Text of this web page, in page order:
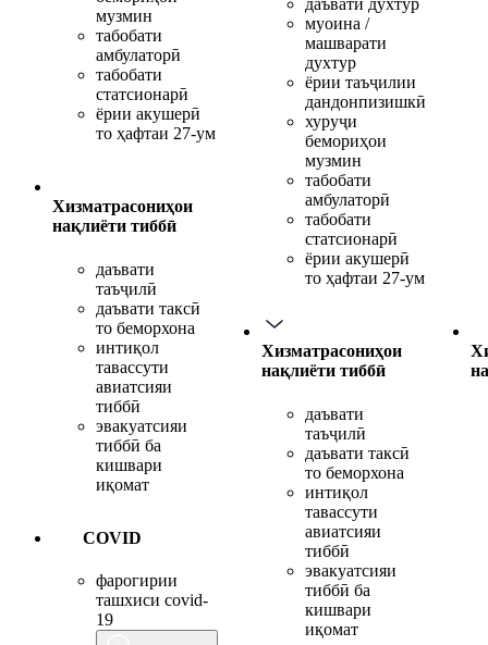
музмин
табобати
амбулаторӣ
табобати
статсионарӣ
ёрии акушерӣ
то ҳафтаи 27-ум
Хизматрасониҳои
нақлиёти тиббӣ
даъвати
таъҷилӣ
даъвати таксӣ
то беморхона
интиқол
тавассути
авиатсияи
тиббӣ
эвакуатсияи
тиббӣ ба
кишвари
иқомат
COVID
фарогирии
ташхиси covid-
19
даъвати духтур
муоина /
машварати
духтур
ёрии таъҷилии
дандонпизишкӣ
хуруҷи
бемориҳои
музмин
табобати
амбулаторӣ
табобати
статсионарӣ
ёрии акушерӣ
то ҳафтаи 27-ум
Хизматрасониҳои
нақлиёти тиббӣ
даъвати
таъҷилӣ
даъвати таксӣ
то беморхона
интиқол
тавассути
авиатсияи
тиббӣ
эвакуатсияи
тиббӣ ба
кишвари
иқомат